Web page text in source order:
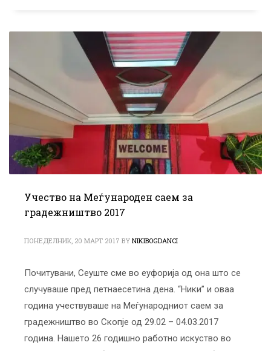
Учество на Меѓународен саем за
градежништво 2017
ПОНЕДЕЛНИК, 20 МАРТ 2017 BY NIKIBOGDANCI
Почитувани, Сеуште сме во еуфорија од она што се
случуваше пред петнаесетина дена. “Ники” и оваа
година учествуваше на Меѓународниот саем за
градежништво во Скопје од 29.02 – 04.03.2017
година. Нашето 26 годишно работно искуство во